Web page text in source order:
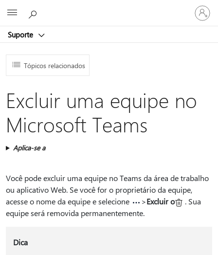
Suporte
Entre
em
sua
Tópicos relacionados
Excluir uma equipe no
Microsoft Teams
Aplica-se a
Você pode excluir uma equipe no Teams da área de trabalho
ou aplicativo Web. Se você for o proprietário da equipe,
acesse o nome da equipe e selecione
>Excluir o . Sua
equipe será removida permanentemente.
Dica